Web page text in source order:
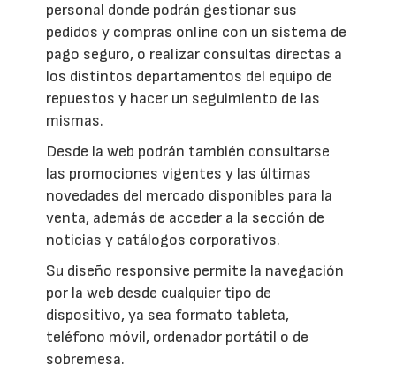
personal donde podrán gestionar sus
pedidos y compras online con un sistema de
pago seguro, o realizar consultas directas a
los distintos departamentos del equipo de
repuestos y hacer un seguimiento de las
mismas.
Desde la web podrán también consultarse
las promociones vigentes y las últimas
novedades del mercado disponibles para la
venta, además de acceder a la sección de
noticias y catálogos corporativos.
Su diseño responsive permite la navegación
por la web desde cualquier tipo de
dispositivo, ya sea formato tableta,
teléfono móvil, ordenador portátil o de
sobremesa.